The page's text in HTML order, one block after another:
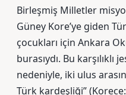
Birleşmiş Milletler
Güney Kore’ye giden
çocukları için Ankara
burasıydı. Bu karşılıklı
nedeniyle, iki ulus
Türk kardeşliği”